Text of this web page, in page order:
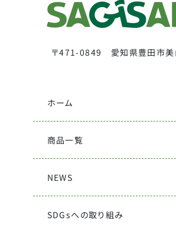
〒471-0849 愛知県豊田市美
ホーム
商品一覧
NEWS
SDGsへの取り組み